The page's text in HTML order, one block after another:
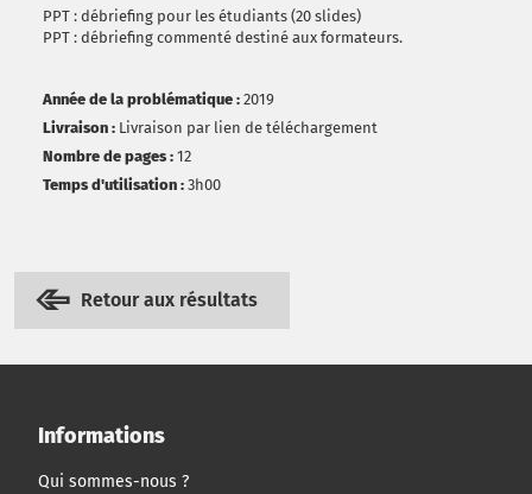
PPT : débriefing pour les étudiants (20 slides)
PPT : débriefing commenté destiné aux formateurs.
Année de la problématique : 2019
Livraison : Livraison par lien de téléchargement
Nombre de pages : 12
Temps d'utilisation : 3h00
Retour aux résultats
Informations
Qui sommes-nous ?